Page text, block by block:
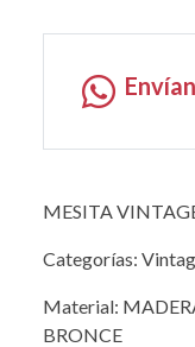
MESITA
Categorías:
Material:
BRONCE